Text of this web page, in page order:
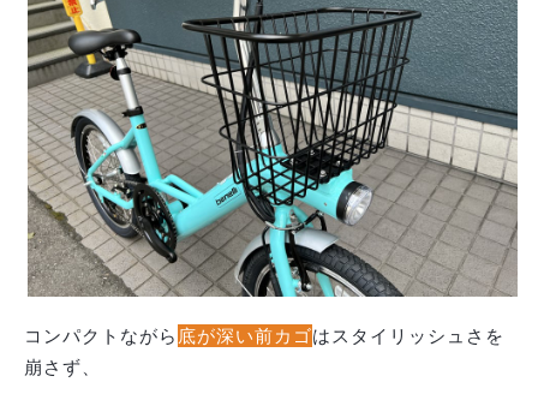
コンパクトながら 底が深い前カゴはスタイリッシュさを
崩さず、